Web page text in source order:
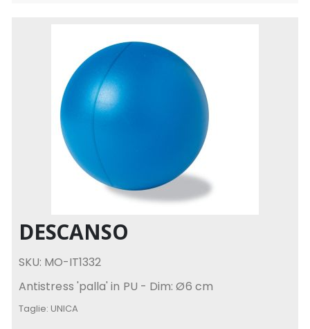
DESCANSO
SKU: MO-IT1332
Antistress 'palla' in PU - Dim: Ø6 cm
Taglie: UNICA